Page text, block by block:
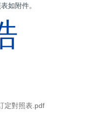
如附件。
定對照表.pdf